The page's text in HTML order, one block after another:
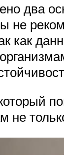
два
не
как